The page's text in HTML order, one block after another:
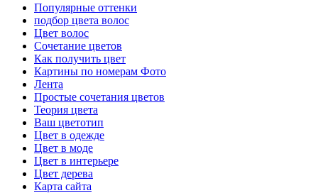
Популярные оттенки
подбор цвета волос
Цвет волос
Сочетание цветов
Как получить цвет
Картины по номерам Фото
Лента
Простые сочетания цветов
Теория цвета
Ваш цветотип
Цвет в одежде
Цвет в моде
Цвет в интерьере
Цвет дерева
Карта сайта